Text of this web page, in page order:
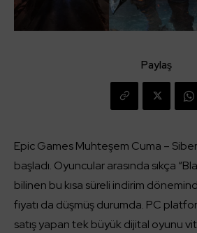
Paylaş
Epic Games Muhteşem Cuma –
başladı. Oyuncular arasında sıkça
bilinen bu kısa süreli indirim
fiyatı da düşmüş durumda. PC
satış yapan tek büyük dijital oyunu